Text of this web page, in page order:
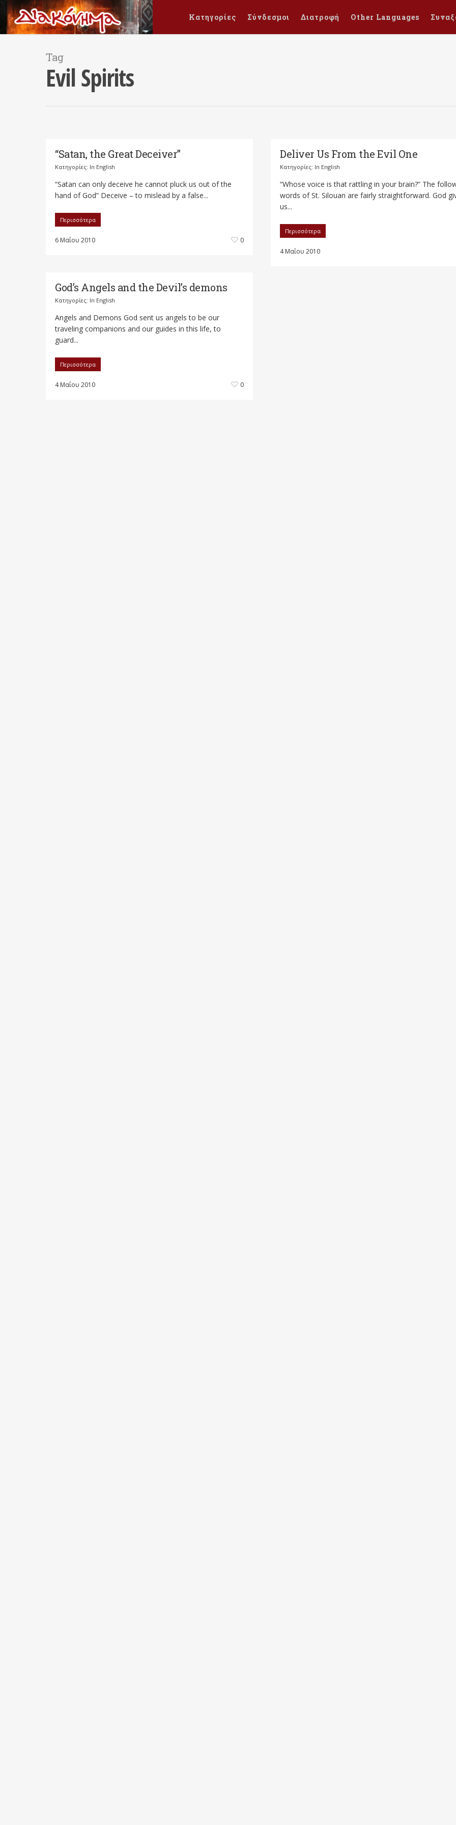
Κατηγορίες Σύνδεσμοι Διατροφή Other Languages
Tag
Evil Spirits
“Satan, the Great Deceiver”
Κατηγορίες: In English
“Satan can only deceive he cannot pluck us out of the
hand of God” Deceive – to mislead by a false...
Περισσότερα
6 Μαΐου 2010 0
Deliver Us From the Evil One
Κατηγορίες: In English
“Whose voice is that rattling in your brain?” The
words of St. Silouan are fairly straightforward. God
us...
Περισσότερα
4 Μαΐου 2010
God’s Angels and the Devil’s demons
Κατηγορίες: In English
Angels and Demons God sent us angels to be our
traveling companions and our guides in this life, to
guard...
Περισσότερα
4 Μαΐου 2010 0